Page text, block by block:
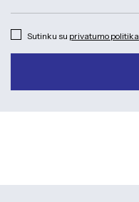
Sutinku su privatumo politika